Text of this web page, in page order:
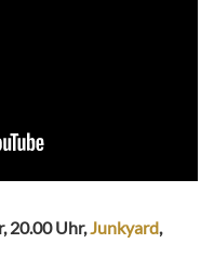
20.00 Uhr,Junkyard,